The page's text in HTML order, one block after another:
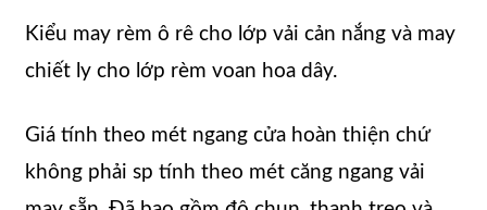
Kiểu may rèm ô rê cho lớp vải cản nắng và may
chiết ly cho lớp rèm voan hoa dây.
Giá tính theo mét ngang cửa hoàn thiện chứ
không phải sp tính theo mét căng ngang vải